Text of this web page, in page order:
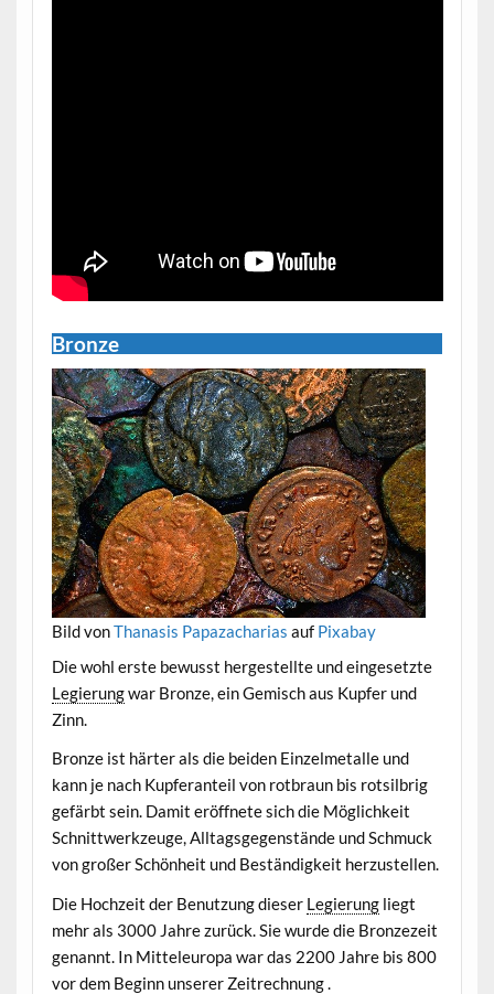
Bronze
Bild vonThanasis Papazacharias auf Pixabay
Die wohl erste bewusst hergestellte und eingesetzte
Legierungwar Bronze, ein Gemisch aus Kupfer und
Zinn.
Bronze ist härter als die beiden Einzelmetalle und
kann je nach Kupferanteil von rotbraun bis rotsilbrig
gefärbt sein. Damit eröffnete sich die Möglichkeit
Schnittwerkzeuge, Alltagsgegenstände und Schmuck
von großer Schönheit und Beständigkeit herzustellen.
Die Hochzeit der Benutzung dieser Legierungliegt
mehr als 3000 Jahre zurück. Sie wurde die Bronzezeit
genannt. In Mitteleuropa war das 2200 Jahre bis 800
vor dem Beginn unserer Zeitrechnung .